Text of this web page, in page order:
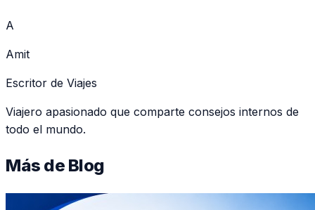
A
Amit
Escritor de Viajes
Viajero apasionado que comparte consejos internos de
todo el mundo.
Más de Blog